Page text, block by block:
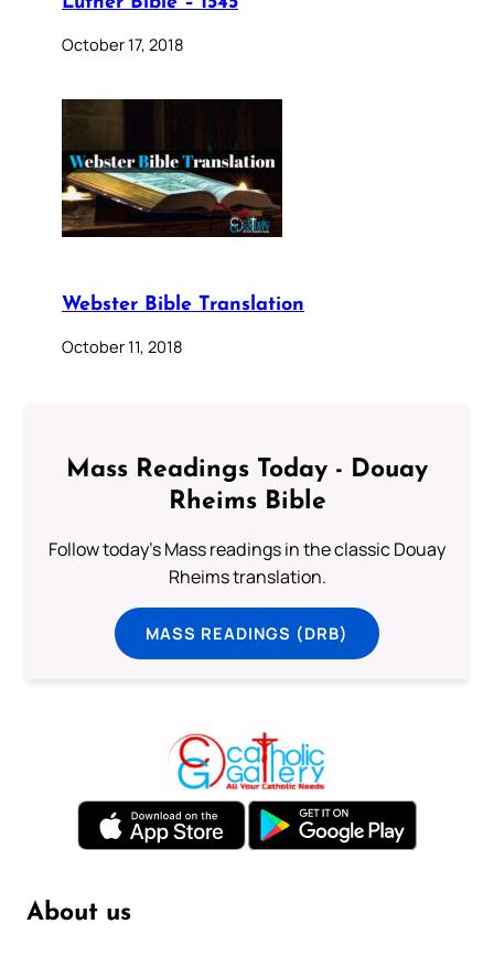
October 17, 2018
Webster Bible Translation
October 11, 2018
Mass Readings Today - Douay
Rheims Bible
Follow today's Mass readings in the classic Douay
Rheims translation.
MASS READINGS (DRB)
About us